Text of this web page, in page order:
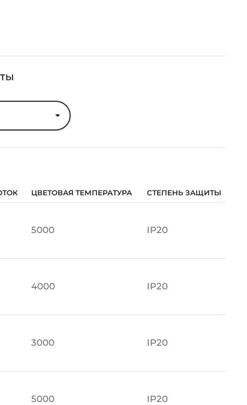
ЦВЕТОВАЯ ТЕМПЕРАТУРА СТЕПЕНЬ ЗАЩИТЫ
5000 IP20
4000 IP20
3000 IP20
5000 IP20